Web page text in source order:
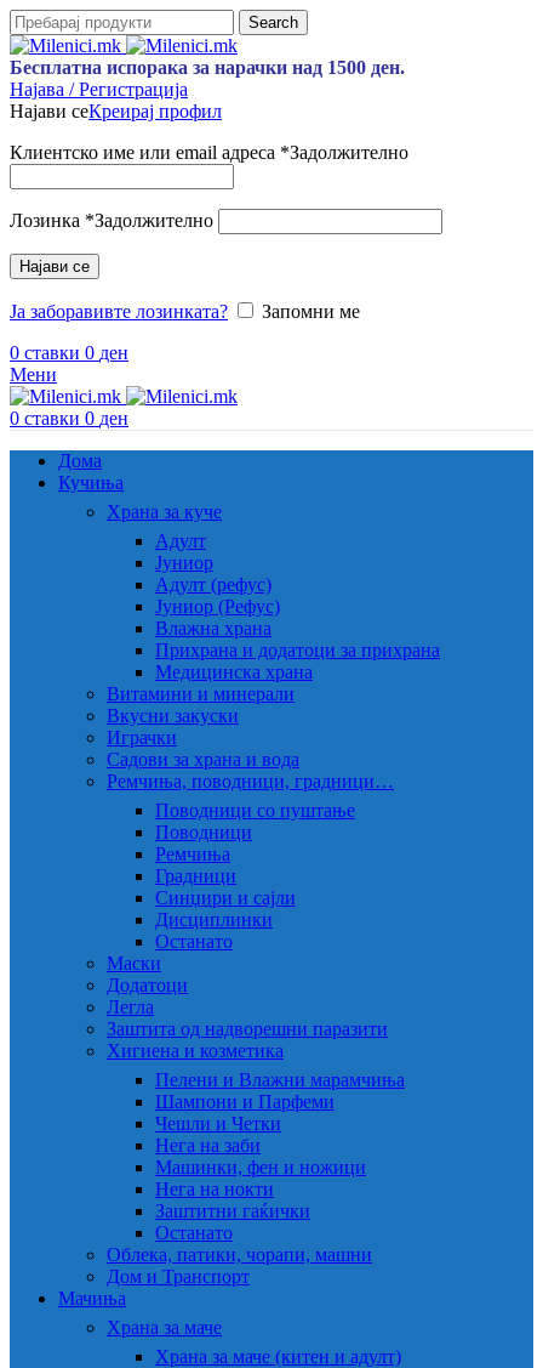
Search
Бесплатна испорака за нарачки над 1500 ден.
Најава / Регистрација
Најави сеКреирај профил
Клиентско име или email адреса *Задолжително
Лозинка *Задолжително
Најави се
Ја заборавивте лозинката?
Запомни ме
0 ставки 0 ден
Мени
0 ставки 0 ден
Дома
Кучиња
Храна за куче
Адулт
Јуниор
Адулт (рефус)
Јуниор (Рефус)
Влажна храна
Прихрана и додатоци за прихрана
Медицинска храна
Витамини и минерали
Вкусни закуски
Играчки
Садови за храна и вода
Ремчиња, поводници, градници…
Поводници со пуштање
Поводници
Ремчиња
Градници
Синџири и сајли
Дисциплинки
Останато
Маски
Додатоци
Легла
Заштита од надворешни паразити
Хигиена и козметика
Пелени и Влажни марамчиња
Шампони и Парфеми
Чешли и Четки
Нега на заби
Машинки, фен и ножици
Нега на нокти
Заштитни гаќички
Останато
Облека, патики, чорапи, машни
Дом и Транспорт
Мачиња
Храна за маче
Храна за маче (китен и адулт)